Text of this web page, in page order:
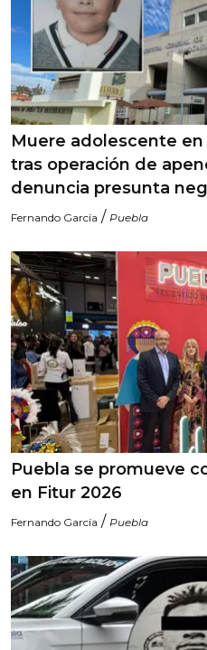
Muere adolescente en
tras operación de
denuncia presunta
Fernando García / Puebla
Puebla se promueve
en Fitur 2026
Fernando García / Puebla